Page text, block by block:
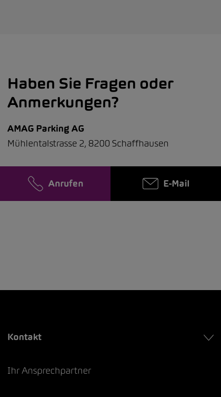
Haben Sie Fragen oder
Anmerkungen?
AMAG Parking AG
Mühlentalstrasse 2, 8200 Schaffhausen
Anrufen E-Mail
Kontakt
Ihr Ansprechpartner